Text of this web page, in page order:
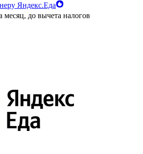
Яндекс.Еда
месяц, до вычета налогов